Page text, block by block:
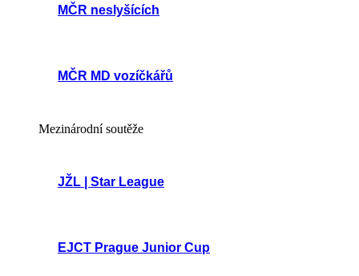
MČR neslyšících
MČR MD vozíčkářů
Mezinárodní soutěže
JŽL | Star League
EJCT Prague Junior Cup